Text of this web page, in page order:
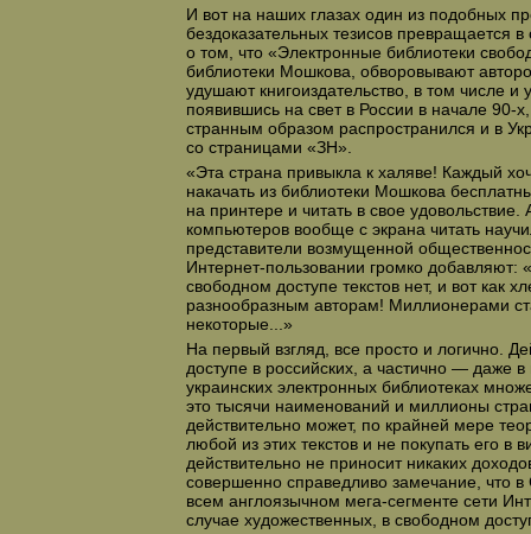
И вот на наших глазах один из подобных
бездоказательных тезисов превращается
о том, что «Электронные библиотеки
библиотеки Мошкова, обворовывают
удушают книгоиздательство, в том числе и
появившись на свет в России в начале 90-
странным образом распространился и в
со страницами «ЗН».
«Эта страна привыкла к халяве! Каждый
накачать из библиотеки Мошкова
на принтере и читать в свое
компьютеров вообще с экрана читать
представители возмущенной
Интернет-пользовании громко
свободном доступе текстов нет, и вот как
разнообразным авторам! Миллионерами
некоторые...»
На первый взгляд, все просто и логично.
доступе в российских, а частично — даже
украинских электронных библиотеках
это тысячи наименований и миллионы
действительно может, по крайней мере
любой из этих текстов и не покупать его в
действительно не приносит никаких
совершенно справедливо замечание, что
всем англоязычном мега-сегменте сети
случае художественных, в свободном